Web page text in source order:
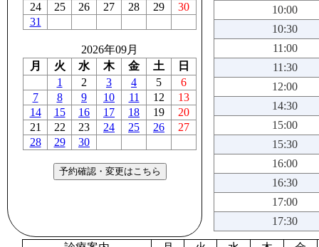
24
25 26 27 28 29
30
31
2026年09月
月
火 水 木 金 土
日
1
2 3 4 5
6
7
8 9 10 11 12
13
14
15 16 17 18 19
20
21
22 23 24 25 26
27
28
29 30
10:00
10:30
11:00
11:30
12:00
14:30
15:00
15:30
16:00
16:30
17:00
17:30